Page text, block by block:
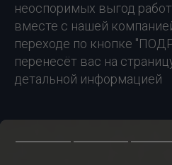
неоспоримых выгод
вместе с нашей
переходе по кнопке
перенесёт вас на
детальной информацией